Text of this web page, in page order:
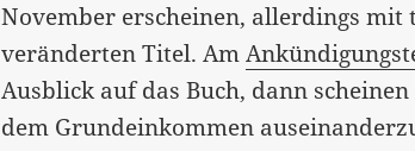
November erscheinen, allerdings
veränderten Titel. Am
Ausblick auf das Buch, dann
dem Grundeinkommen